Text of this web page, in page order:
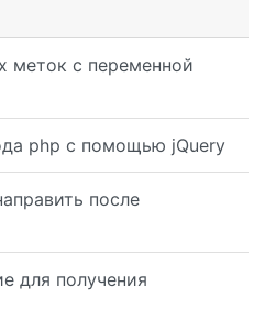
меток с переменной
php с помощью jQuery
после
для получения